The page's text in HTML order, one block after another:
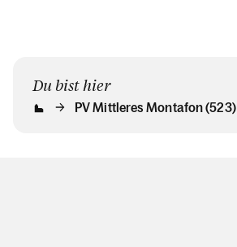
Du bist hier
PV Mittleres Montafon (523)